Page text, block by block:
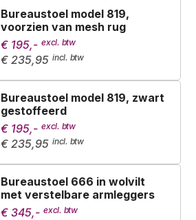
Bureaustoel model 819,
voorzien van mesh rug
€ 195,-
€ 235,95
Bureaustoel model 819, zwart
gestoffeerd
€ 195,-
€ 235,95
Bureaustoel 666 in wolvilt
met verstelbare armleggers
€ 345,-